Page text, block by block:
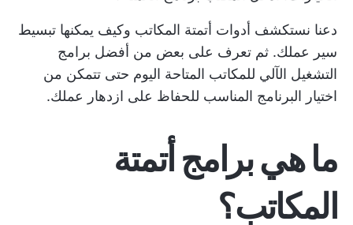
دعنا نستكشف أدوات أتمتة المكاتب وكيف يمكنها تبسيط
سير عملك. ثم تعرف على بعض من أفضل برامج
التشغيل الآلي للمكاتب المتاحة اليوم حتى تتمكن من
اختيار البرنامج المناسب للحفاظ على ازدهار عملك.
ما هي برامج أتمتة
المكاتب؟